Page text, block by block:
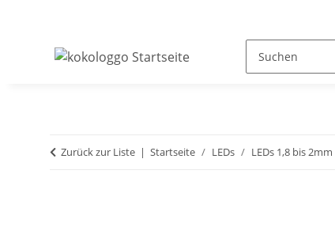
Zurück zur Liste Startseite LEDs LEDs 1,8 bis 2mm